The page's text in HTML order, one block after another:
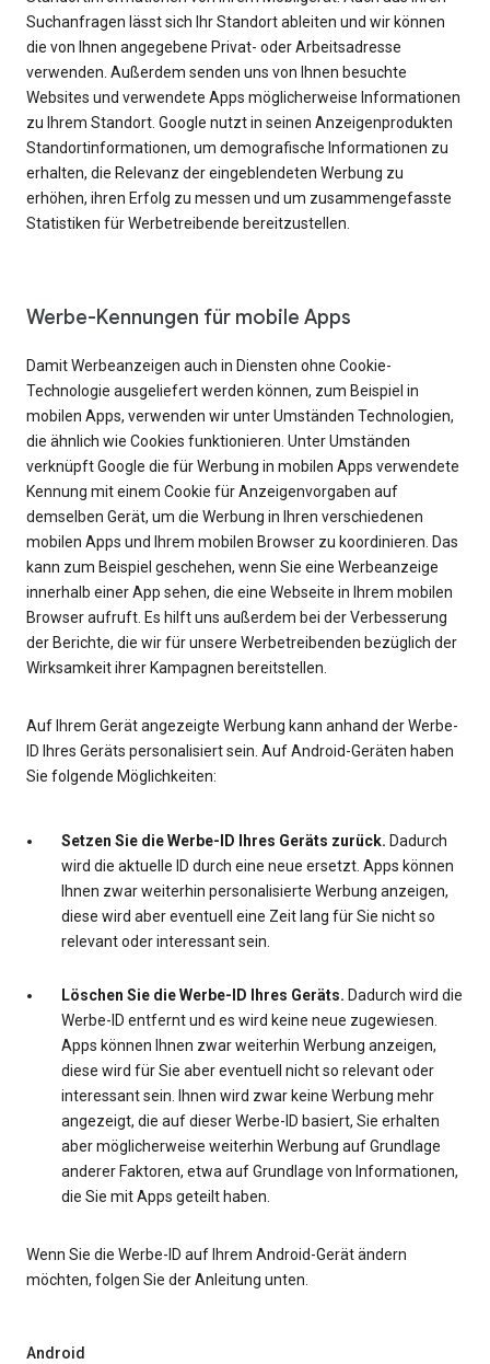
Suchanfragen lässt sich Ihr Standort ableiten und wir können
die von Ihnen angegebene Privat- oder Arbeitsadresse
verwenden. Außerdem senden uns von Ihnen besuchte
Websites und verwendete Apps möglicherweise Informationen
zu Ihrem Standort. Google nutzt in seinen Anzeigenprodukten
Standortinformationen, um demografische Informationen zu
erhalten, die Relevanz der eingeblendeten Werbung zu
erhöhen, ihren Erfolg zu messen und um zusammengefasste
Statistiken für Werbetreibende bereitzustellen.
Werbe-Kennungen für mobile Apps
Damit Werbeanzeigen auch in Diensten ohne Cookie-
Technologie ausgeliefert werden können, zum Beispiel in
mobilen Apps, verwenden wir unter Umständen Technologien,
die ähnlich wie Cookies funktionieren. Unter Umständen
verknüpft Google die für Werbung in mobilen Apps verwendete
Kennung mit einem Cookie für Anzeigenvorgaben auf
demselben Gerät, um die Werbung in Ihren verschiedenen
mobilen Apps und Ihrem mobilen Browser zu koordinieren. Das
kann zum Beispiel geschehen, wenn Sie eine Werbeanzeige
innerhalb einer App sehen, die eine Webseite in Ihrem mobilen
Browser aufruft. Es hilft uns außerdem bei der Verbesserung
der Berichte, die wir für unsere Werbetreibenden bezüglich der
Wirksamkeit ihrer Kampagnen bereitstellen.
Auf Ihrem Gerät angezeigte Werbung kann anhand der Werbe-
ID Ihres Geräts personalisiert sein. Auf Android-Geräten haben
Sie folgende Möglichkeiten:
Setzen Sie die Werbe-ID Ihres Geräts zurück. Dadurch
wird die aktuelle ID durch eine neue ersetzt. Apps können
Ihnen zwar weiterhin personalisierte Werbung anzeigen,
diese wird aber eventuell eine Zeit lang für Sie nicht so
relevant oder interessant sein.
Löschen Sie die Werbe-ID Ihres Geräts. Dadurch wird die
Werbe-ID entfernt und es wird keine neue zugewiesen.
Apps können Ihnen zwar weiterhin Werbung anzeigen,
diese wird für Sie aber eventuell nicht so relevant oder
interessant sein. Ihnen wird zwar keine Werbung mehr
angezeigt, die auf dieser Werbe-ID basiert, Sie erhalten
aber möglicherweise weiterhin Werbung auf Grundlage
anderer Faktoren, etwa auf Grundlage von Informationen,
die Sie mit Apps geteilt haben.
Wenn Sie die Werbe-ID auf Ihrem Android-Gerät ändern
möchten, folgen Sie der Anleitung unten.
Android